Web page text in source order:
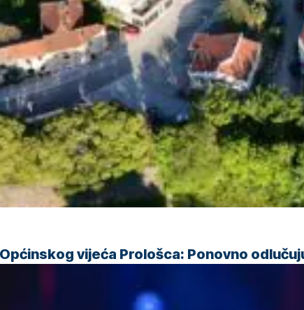
vijeća Prološca: Ponovno